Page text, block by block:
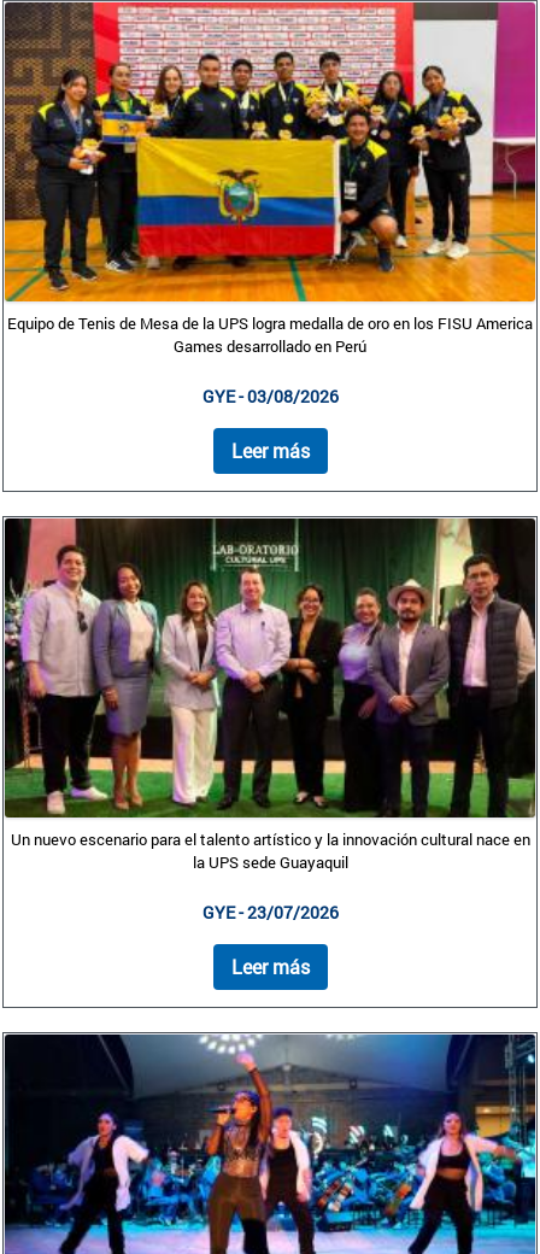
Equipo de Tenis de Mesa de la UPS logra medalla de oro en los FISU America
Games desarrollado en Perú
GYE - 03/08/2026
Leer más
Un nuevo escenario para el talento artístico y la innovación cultural nace en
la UPS sede Guayaquil
GYE - 23/07/2026
Leer más